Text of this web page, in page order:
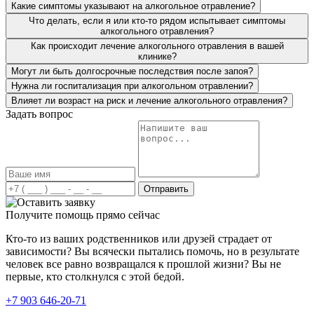
Я привёз мать в вашу клинику больше года назад. От
детоксикацию. Для алкоголика со стажем около 10 лет
это очень важно, чтобы привели в чувство организм.
После курса детоксикации, проводилась работа с
психологом, различные групповые занятия. Благодарен
вашим специалистам за проделанную работу. Все это
время могу наблюдать, как жизнь матери обретает
новые возможности и трезвую жизнь. В ней будто
заново интерес к жизни проснулся.
Какие симптомы указывают на алкогольное отравление?
Что делать, если я или кто-то рядом испытывает симптомы
алкогольного отравления?
Как происходит лечение алкогольного отравления в вашей
клинике?
Могут ли быть долгосрочные последствия после запоя?
Нужна ли госпитализация при алкогольном отравлении?
Влияет ли возраст на риск и лечение алкогольного отравления?
Задать вопрос
Отправить
Получите помощь прямо сейчас
Кто-то из ваших родственников или друзей страдает от
зависимости? Вы всячески пытались помочь, но в результате
человек все равно возвращался к прошлой жизни? Вы не
первые, кто столкнулся с этой бедой.
+7 903 646-20-71